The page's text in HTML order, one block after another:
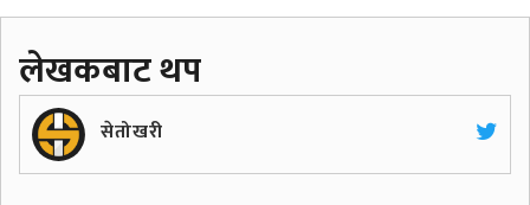
लेखकबाट थप
सेतोखरी